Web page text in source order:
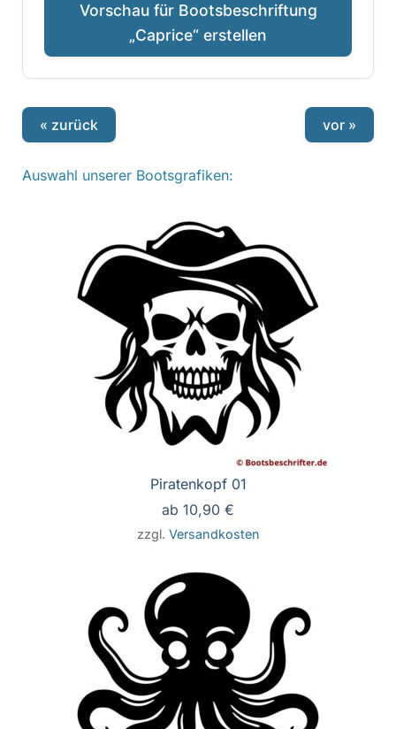
Vorschau für Bootsbeschriftung
„Caprice“ erstellen
« zurück vor »
Auswahl unserer Bootsgrafiken:
Piratenkopf 01
ab 10,90 €
zzgl. Versandkosten